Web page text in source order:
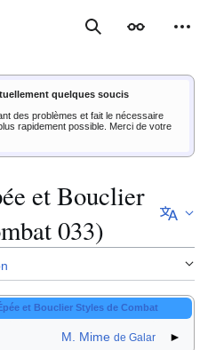
RechercherApparence
quelques soucis
des problèmes et fait le nécessaire
rapidement possible. Merci de votre
et Bouclier
033)
et Bouclier Styles de Combat
M. Mime de Galar ►